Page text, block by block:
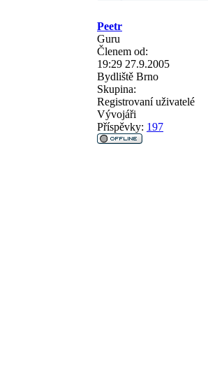
Peetr
Guru
Členem od:
19:29 27.9.2005
Bydliště Brno
Skupina:
Registrovaní uživatelé
Vývojáři
Příspěvky: 197